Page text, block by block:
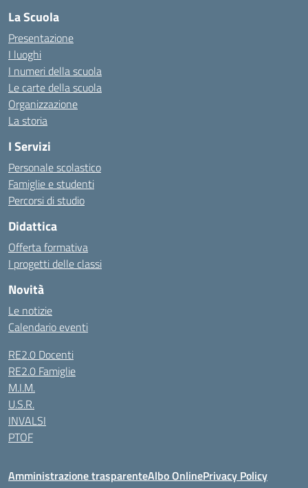
La Scuola
Presentazione
I luoghi
I numeri della scuola
Le carte della scuola
Organizzazione
La storia
I Servizi
Personale scolastico
Famiglie e studenti
Percorsi di studio
Didattica
Offerta formativa
I progetti delle classi
Novità
Le notizie
Calendario eventi
RE2.0 Docenti
RE2.0 Famiglie
M.I.M.
U.S.R.
INVALSI
PTOF
Amministrazione trasparenteAlbo OnlinePrivacy Policy